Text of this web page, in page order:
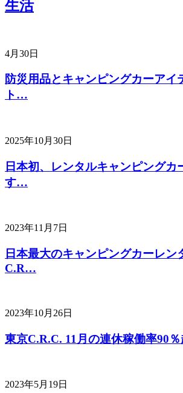
生活
4月30日
防災用品とキャンピングカーアイ
ト…
2025年10月30日
日本初、レンタルキャンピングカ
す…
2023年11月7日
日本最大のキャンピングカーレン
C.R…
2023年10月26日
東京C.R.C. 11月の連休稼働率90
2023年5月19日